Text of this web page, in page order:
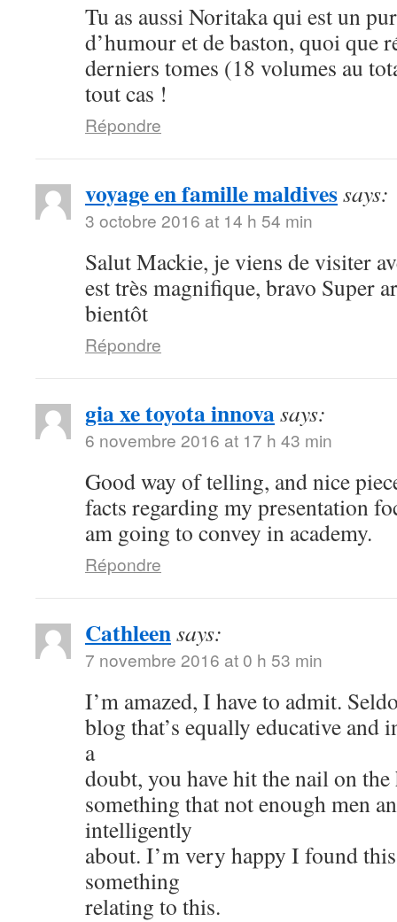
Tu as aussi Noritaka qui est un
d’humour et de baston, quoi que
derniers tomes (18 volumes au
tout cas !
Répondre
voyage en famille maldivessays:
3 octobre 2016 at 14 h 54 min
Salut Mackie, je viens de visiter
est très magnifique, bravo Super
bientôt
Répondre
gia xe toyota innovasays:
6 novembre 2016 at 17 h 43 min
Good way of telling, and nice
facts regarding my presentation
am going to convey in academy.
Répondre
Cathleensays:
7 novembre 2016 at 0 h 53 min
I’m amazed, I have to admit.
blog that’s equally educative and
a
doubt, you have hit the nail on the
something that not enough men
intelligently
about. I’m very happy I found
something
relating to this.